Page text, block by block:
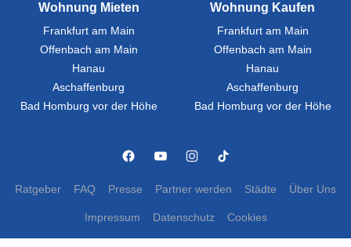
Wohnung Mieten
Frankfurt am Main
Offenbach am Main
Hanau
Aschaffenburg
Bad Homburg vor der Höhe
Wohnung Kaufen
Frankfurt am Main
Offenbach am Main
Hanau
Aschaffenburg
Bad Homburg vor der Höhe
Ratgeber FAQ Presse Partner werden Städte Über Uns
Impressum Datenschutz Cookies